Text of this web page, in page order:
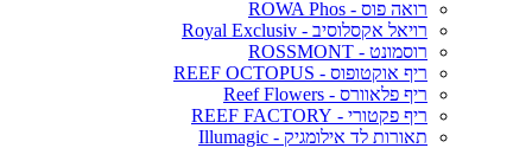
רואה פוס - ROWA Phos
רויאל אקסלוסיב - Royal Exclusiv
רוסמונט - ROSSMONT
ריף אוקטופוס - REEF OCTOPUS
ריף פלאוורס - Reef Flowers
ריף פקטורי - REEF FACTORY
תאורות לד אילומגיק - Illumagic